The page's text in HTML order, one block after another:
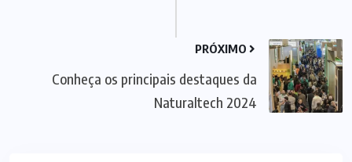
PRÓXIMO
Conheça os principais destaques da
Naturaltech 2024